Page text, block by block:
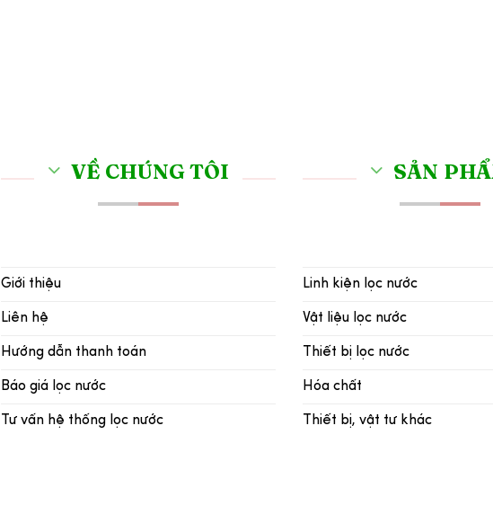
VỀ CHÚNG TÔI
Giới thiệu
Liên hệ
Hướng dẫn thanh toán
Báo giá lọc nước
Tư vấn hệ thống lọc nước
SẢN
Linh kiện lọc nước
Vật liệu lọc nước
Thiết bị lọc nước
Hóa chất
Thiết bị, vật tư khác